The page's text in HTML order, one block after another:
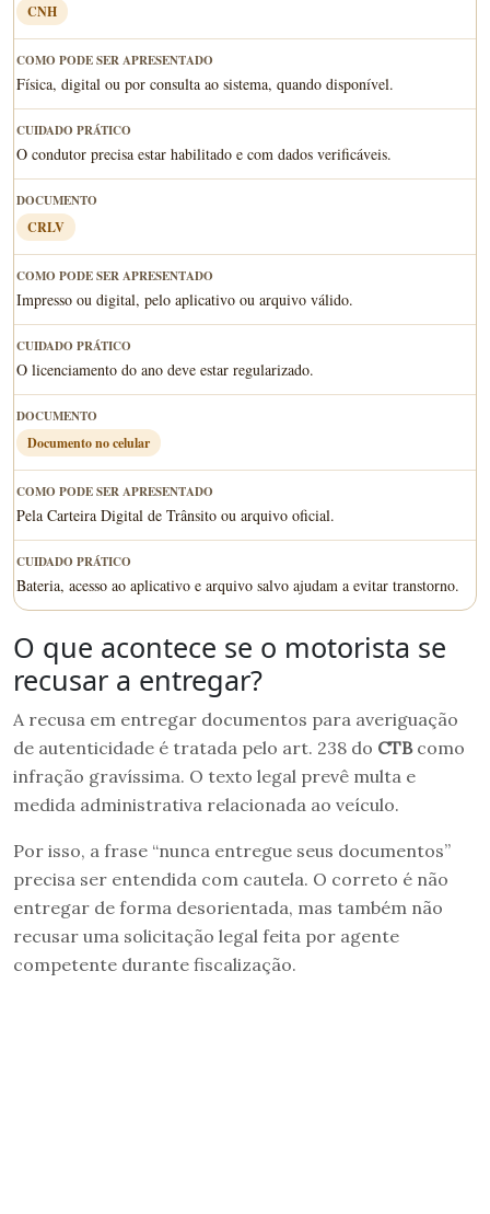
CNH
Física, digital ou por consulta ao sistema, quando disponível.
O condutor precisa estar habilitado e com dados verificáveis.
CRLV
Impresso ou digital, pelo aplicativo ou arquivo válido.
O licenciamento do ano deve estar regularizado.
Documento no celular
Pela Carteira Digital de Trânsito ou arquivo oficial.
Bateria, acesso ao aplicativo e arquivo salvo ajudam a evitar transtorno.
O que acontece se o motorista se
recusar a entregar?
A recusa em entregar documentos para averiguação
de autenticidade é tratada pelo art. 238 do CTBcomo
infração gravíssima. O texto legal prevê multa e
medida administrativa relacionada ao veículo.
Por isso, a frase “nunca entregue seus documentos”
precisa ser entendida com cautela. O correto é não
entregar de forma desorientada, mas também não
recusar uma solicitação legal feita por agente
competente durante fiscalização.